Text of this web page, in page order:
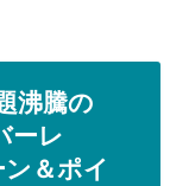
沸騰の
ーレ
＆ポイ